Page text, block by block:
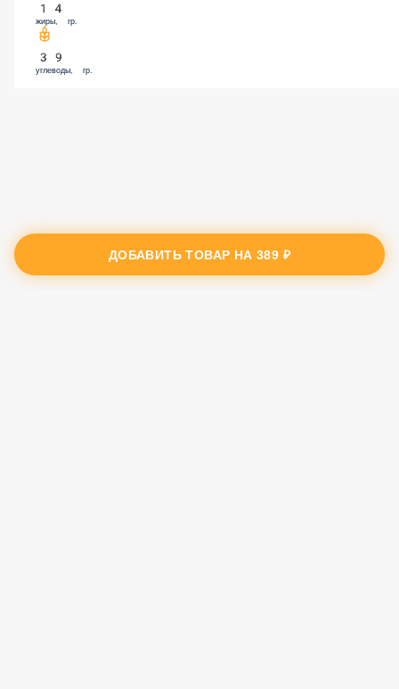
14
жиры, гр.
39
углеводы, гр.
ДОБАВИТЬ ТОВАР НА389 ₽